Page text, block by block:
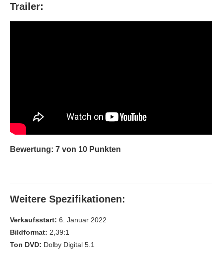
Trailer:
Bewertung: 7 von 10 Punkten
Weitere Spezifikationen:
Verkaufsstart: 6. Januar 2022
Bildformat: 2,39:1
Ton DVD: Dolby Digital 5.1